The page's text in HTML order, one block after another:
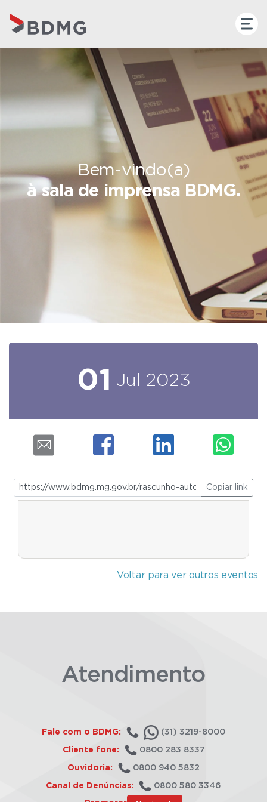
Bem-vindo(a)
à sala de imprensa BDMG.
01 Jul 2023
Copiar link
Voltar para ver outros eventos
Atendimento
Fale com o BDMG: (31) 3219-8000
Cliente fone: 0800 283 8337
Ouvidoria: 0800 940 5832
Canal de Denúncias: 0800 580 3346